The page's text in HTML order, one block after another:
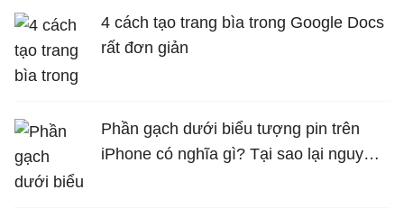
4 cách tạo trang bìa trong Google Docs
rất đơn giản
Phần gạch dưới biểu tượng pin trên
iPhone có nghĩa gì? Tại sao lại nguy